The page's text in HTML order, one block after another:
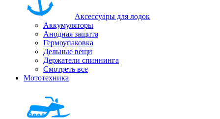
Аксессуары для лодок
Аккумуляторы
Анодная защита
Гермоупаковка
Дельные вещи
Держатели спиннинга
Смотреть все
Мототехника